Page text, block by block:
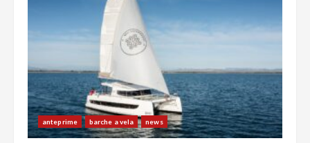
anteprime barche a vela news